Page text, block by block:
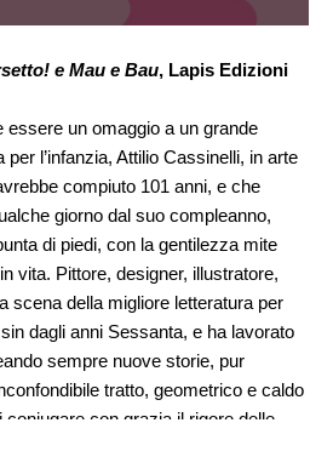
e Mau e Bau, Lapis Edizioni
essere un omaggio a un grande
l’infanzia, Attilio Cassinelli, in arte
compiuto 101 anni, e che
giorno dal suo compleanno,
di piedi, con la gentilezza mite
vita. Pittore, designer, illustratore,
scena della migliore letteratura per
dagli anni Sessanta, e ha lavorato
sempre nuove storie, pur
tratto, geometrico e caldo
coniugare con grazia il rigore delle
dei personaggi. Chi oggi è